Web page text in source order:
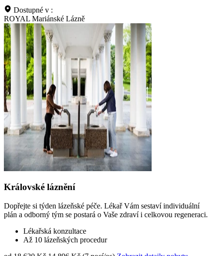
Dostupné v :
ROYAL Mariánské Lázně
Královské láznění
Dopřejte si týden lázeňské péče. Lékař Vám sestaví individuální
plán a odborný tým se postará o Vaše zdraví i celkovou regeneraci.
Lékařská konzultace
Až 10 lázeňských procedur